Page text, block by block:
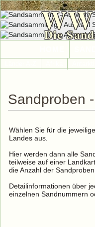
Die
Sandproben
Wählen Sie für die
Landes aus.
Hier werden dann alle
teilweise auf einer
die Anzahl der
Detailinformationen über
einzelnen Sandnummern